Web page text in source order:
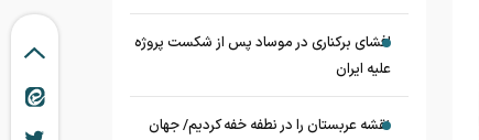
افشای برکناری در موساد پس از شکست پروژه
علیه ایران
نقشه عربستان را در نطفه خفه کردیم/ جهان